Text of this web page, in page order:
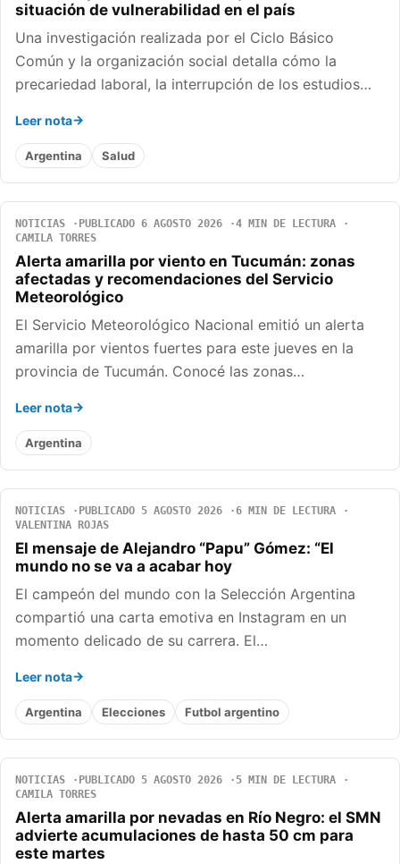
situación de vulnerabilidad en el país
Una investigación realizada por el Ciclo Básico
Común y la organización social detalla cómo la
precariedad laboral, la interrupción de los estudios…
Leer nota
Argentina Salud
NOTICIAS PUBLICADO 6 AGOSTO 2026
4 MIN DE LECTURA
CAMILA TORRES
Alerta amarilla por viento en Tucumán: zonas
afectadas y recomendaciones del Servicio
Meteorológico
El Servicio Meteorológico Nacional emitió un alerta
amarilla por vientos fuertes para este jueves en la
provincia de Tucumán. Conocé las zonas…
Leer nota
Argentina
NOTICIAS PUBLICADO 5 AGOSTO 2026
6 MIN DE LECTURA
VALENTINA ROJAS
El mensaje de Alejandro “Papu” Gómez: “El
mundo no se va a acabar hoy
El campeón del mundo con la Selección Argentina
compartió una carta emotiva en Instagram en un
momento delicado de su carrera. El…
Leer nota
Argentina Elecciones Futbol argentino
NOTICIAS PUBLICADO 5 AGOSTO 2026
5 MIN DE LECTURA
CAMILA TORRES
Alerta amarilla por nevadas en Río Negro: el SMN
advierte acumulaciones de hasta 50 cm para
este martes